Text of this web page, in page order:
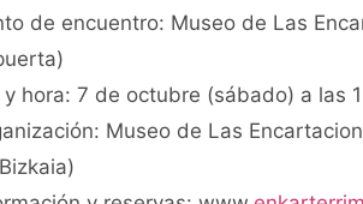
de encuentro: Museo de Las
y hora: 7 de octubre (sábado) a las
Museo de Las